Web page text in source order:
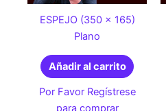
ESPEJO (350 x 165)
Plano
Añadir al carrito
Por Favor Regístrese
para comprar